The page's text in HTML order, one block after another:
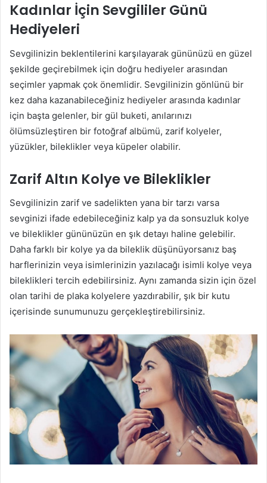
Kadınlar İçin Sevgililer Günü
Hediyeleri
Sevgilinizin beklentilerini karşılayarak gününüzü en güzel
şekilde geçirebilmek için doğru hediyeler arasından
seçimler yapmak çok önemlidir. Sevgilinizin gönlünü bir
kez daha kazanabileceğiniz hediyeler arasında kadınlar
için başta gelenler, bir gül buketi, anılarınızı
ölümsüzleştiren bir fotoğraf albümü, zarif kolyeler,
yüzükler, bileklikler veya küpeler olabilir.
Zarif Altın Kolye ve Bileklikler
Sevgilinizin zarif ve sadelikten yana bir tarzı varsa
sevginizi ifade edebileceğiniz kalp ya da sonsuzluk kolye
ve bileklikler gününüzün en şık detayı haline gelebilir.
Daha farklı bir kolye ya da bileklik düşünüyorsanız baş
harflerinizin veya isimlerinizin yazılacağı isimli kolye veya
bileklikleri tercih edebilirsiniz. Aynı zamanda sizin için özel
olan tarihi de plaka kolyelere yazdırabilir, şık bir kutu
içerisinde sunumunuzu gerçekleştirebilirsiniz.